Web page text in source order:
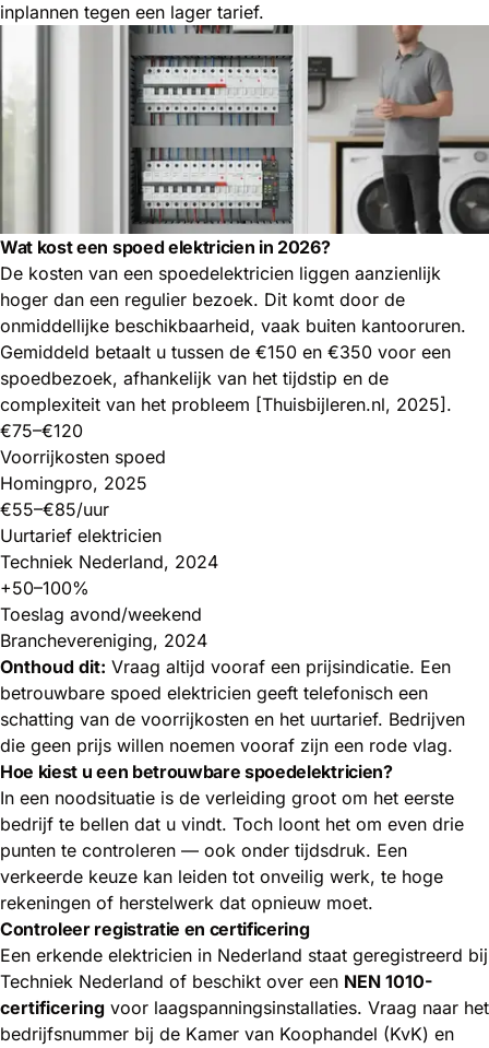
inplannen tegen een lager tarief.
Wat kost een spoed elektricien in 2026?
De kosten van een spoedelektricien liggen aanzienlijk
hoger dan een regulier bezoek. Dit komt door de
onmiddellijke beschikbaarheid, vaak buiten kantooruren.
Gemiddeld betaalt u tussen de €150 en €350 voor een
spoedbezoek, afhankelijk van het tijdstip en de
complexiteit van het probleem [Thuisbijleren.nl, 2025].
€75–€120
Voorrijkosten spoed
Homingpro, 2025
€55–€85/uur
Uurtarief elektricien
Techniek Nederland, 2024
+50–100%
Toeslag avond/weekend
Branchevereniging, 2024
Onthoud dit: Vraag altijd vooraf een prijsindicatie. Een
betrouwbare spoed elektricien geeft telefonisch een
schatting van de voorrijkosten en het uurtarief. Bedrijven
die geen prijs willen noemen vooraf zijn een rode vlag.
Hoe kiest u een betrouwbare spoedelektricien?
In een noodsituatie is de verleiding groot om het eerste
bedrijf te bellen dat u vindt. Toch loont het om even drie
punten te controleren — ook onder tijdsdruk. Een
verkeerde keuze kan leiden tot onveilig werk, te hoge
rekeningen of herstelwerk dat opnieuw moet.
Controleer registratie en certificering
Een erkende elektricien in Nederland staat geregistreerd bij
Techniek Nederland of beschikt over een NEN 1010-
certificering voor laagspanningsinstallaties. Vraag naar het
bedrijfsnummer bij de Kamer van Koophandel (KvK) en